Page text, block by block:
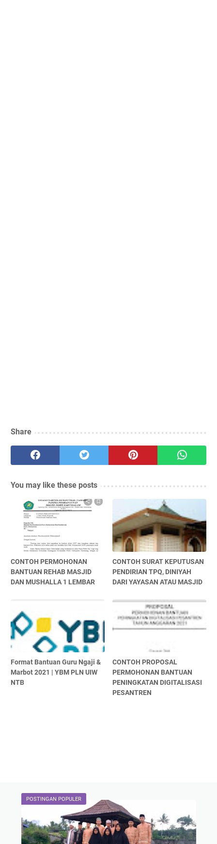
Share
You may like these posts
CONTOH PERMOHONAN
BANTUAN REHAB MASJID
DAN MUSHALLA 1 LEMBAR
CONTOH SURAT KEPUTUSAN
PENDIRIAN TPQ, DINIYAH
DARI YAYASAN ATAU MASJID
Format Bantuan Guru Ngaji &
Marbot 2021 | YBM PLN UIW
NTB
CONTOH PROPOSAL
PERMOHONAN BANTUAN
PENINGKATAN DIGITALISASI
PESANTREN
POSTINGAN POPULER